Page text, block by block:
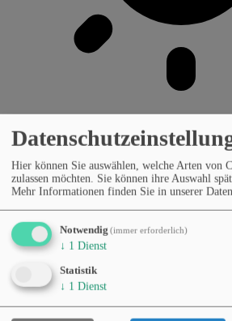
Hier können Sie auswählen, welche Arten von
zulassen möchten. Sie können ihre Auswahl
Mehr Informationen finden Sie in unserer
Notwendig (immer erforderlich)
↓ 1 Dienst
Statistik
↓ 1 Dienst